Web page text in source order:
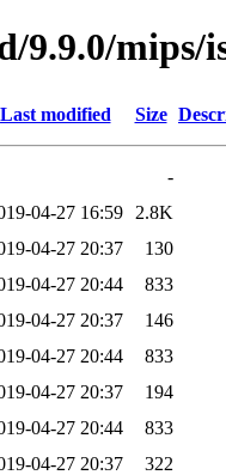
9.9.0/mips/
Last modified Size
-
04-27 16:59
2.8K
04-27 20:37
130
04-27 20:44
833
04-27 20:37
146
04-27 20:44
833
04-27 20:37
194
04-27 20:44
833
04-27 20:37
322